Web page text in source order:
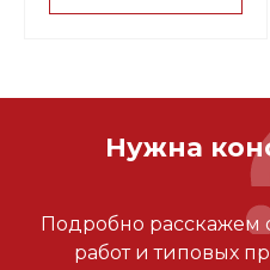
Нужна
Подробно расскажем
работ и типовых